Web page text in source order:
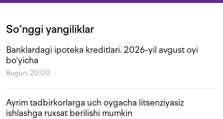
So‘nggi yangiliklar
Banklardagi ipoteka kreditlari. 2026-yil avgust oyi
bo‘yicha
Bugun, 20:00
Ayrim tadbirkorlarga uch oygacha litsenziyasiz
ishlashga ruxsat berilishi mumkin